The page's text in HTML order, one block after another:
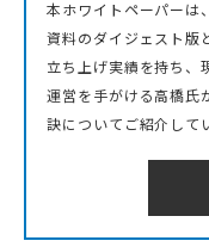
本ホワイトペーパーは
資料のダイジェスト版
立ち上げ実績を持ち、
運営を手がける高橋氏
訣についてご紹介して